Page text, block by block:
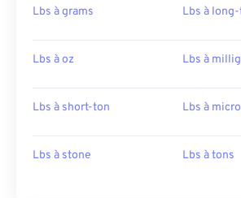
Lbs à grams Lbs à
Lbs à oz Lbs à
Lbs à short-ton Lbs à
Lbs à stone Lbs à tons